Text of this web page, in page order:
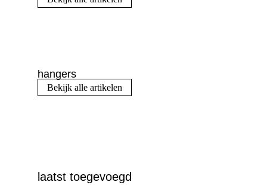
hangers
Bekijk alle artikelen
laatst toegevoegd